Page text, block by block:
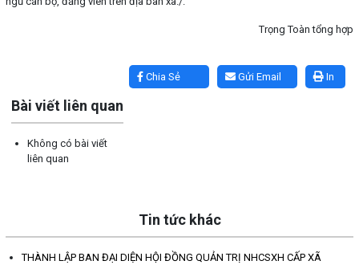
Trọng Toàn tổng hợp
In
Gửi Email
Chia Sẻ
Bài viết liên quan
Không có bài viết
liên quan
Tin tức khác
THÀNH LẬP BAN ĐẠI DIỆN HỘI ĐỒNG QUẢN TRỊ NHCSXH CẤP XÃ